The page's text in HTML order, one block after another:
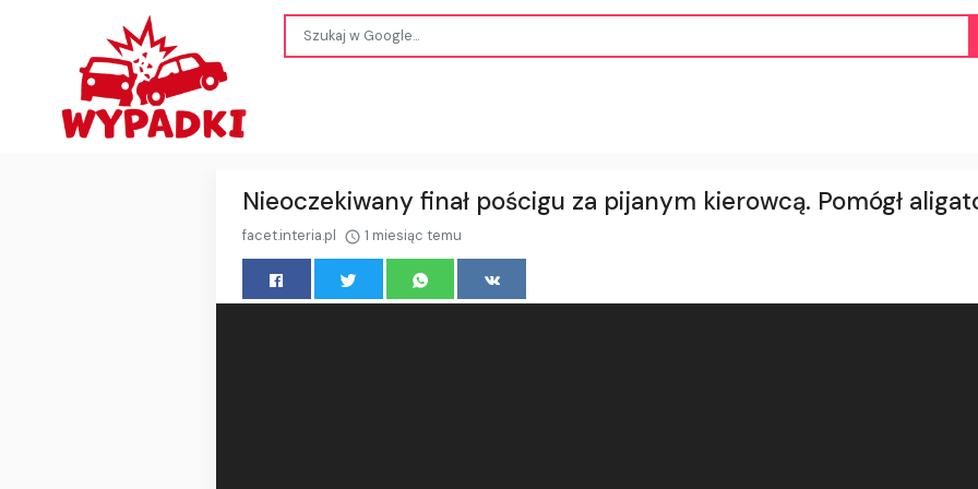
Nieoczekiwany finał pościgu za pijanym kierowcą. Pomógł
facet.interia.pl 1 miesiąc temu